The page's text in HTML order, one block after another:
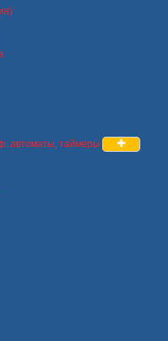
автоматы, таймеры